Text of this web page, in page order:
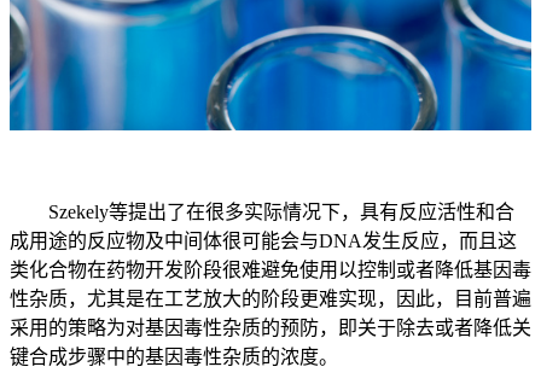
Szekely等提出了在很多实际情况下，具有反应活性和合
成用途的反应物及中间体很可能会与DNA发生反应，而且这
类化合物在药物开发阶段很难避免使用以控制或者降低基因毒
性杂质，尤其是在工艺放大的阶段更难实现，因此，目前普遍
采用的策略为对基因毒性杂质的预防，即关于除去或者降低关
键合成步骤中的基因毒性杂质的浓度。